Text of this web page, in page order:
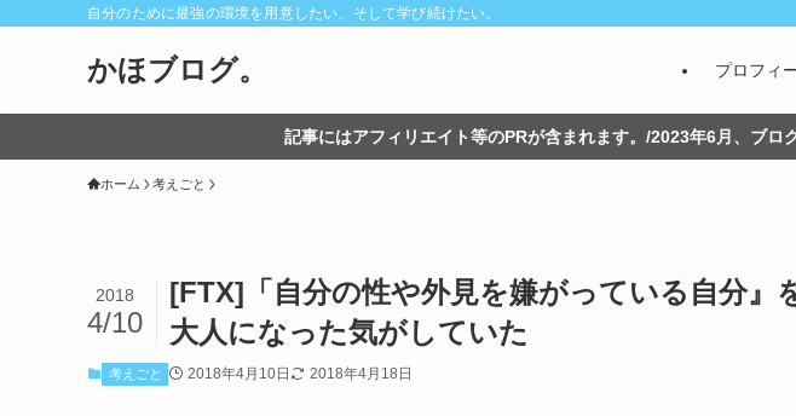
自分のために最強の環境を用意したい、そして学び続けたい。
かほブログ。 プロフィ
記事にはアフィリエイト等のPRが含まれます。/2023年6月、ブロ
ホーム 考えごと
[FTX]「自分の性や外見を嫌がっている自分』
大人になった気がしていた
2018
4/10
考えごと 2018年4月10日 2018年4月18日